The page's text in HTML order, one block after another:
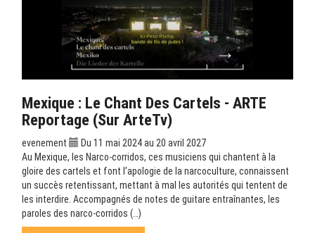
Mexique : Le Chant Des Cartels - ARTE
Reportage (sur ArteTv)
evenement
Du 11 mai 2024 au 20 avril 2027
Au Mexique, les Narco-corridos, ces musiciens qui chantent à la
gloire des cartels et font l’apologie de la narcoculture, connaissent
un succès retentissant, mettant à mal les autorités qui tentent de
les interdire. Accompagnés de notes de guitare entraînantes, les
paroles des narco-corridos (…)